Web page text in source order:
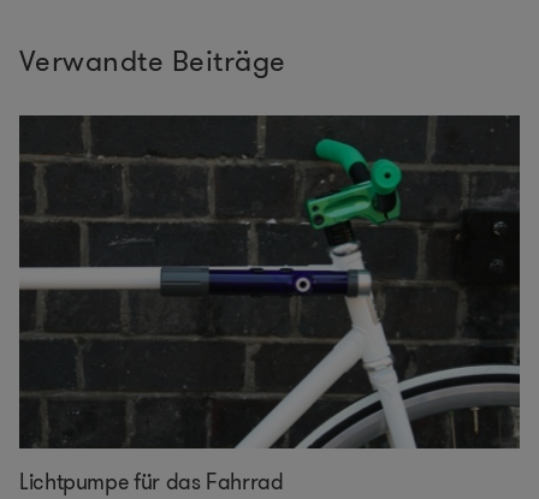
Verwandte Beiträge
Lichtpumpe für das Fahrrad